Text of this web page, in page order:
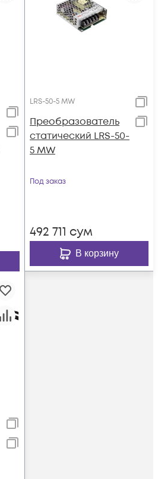
LRS-50-5 MW
Преобразователь
статический LRS-50-
5 MW
Под заказ
492 711 сум
В корзину